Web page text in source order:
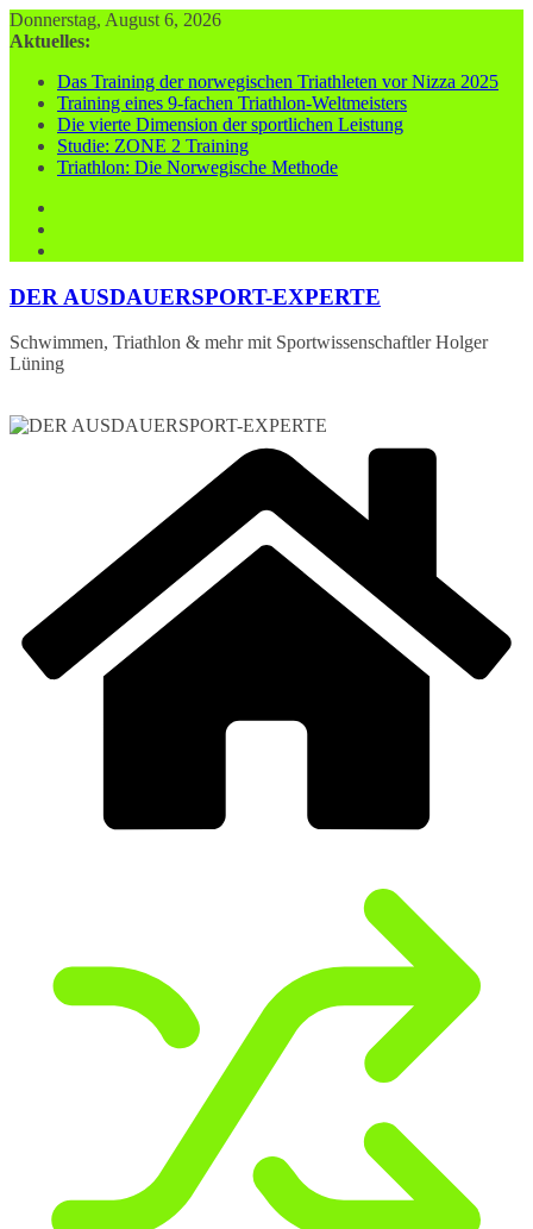
Zum
Inhalt
Donnerstag, August 6, 2026
Aktuelles:
Das Training der norwegischen Triathleten vor Nizza 2025
Training eines 9-fachen Triathlon-Weltmeisters
Die vierte Dimension der sportlichen Leistung
Studie: ZONE 2 Training
Triathlon: Die Norwegische Methode
DER AUSDAUERSPORT-EXPERTE
Schwimmen, Triathlon & mehr mit Sportwissenschaftler Holger
Lüning